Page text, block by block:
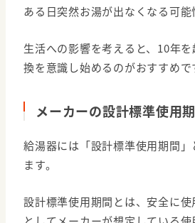
ある日突然お湯が出なくなる可能
生活への影響を考えると、10年
換を意識し始めるのがおすすめで
メーカーの設計標準使用
給湯器には「設計標準使用期間」
ます。
設計標準使用期間とは、安全に